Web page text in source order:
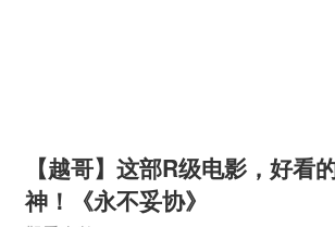
【越哥】这部R级电影，好看
神！《永不妥协》